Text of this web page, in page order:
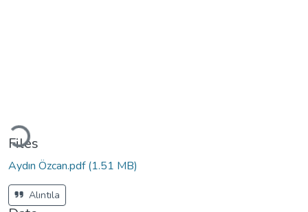
Loading...
Files
Aydın Özcan.pdf(1.51 MB)
Alıntıla